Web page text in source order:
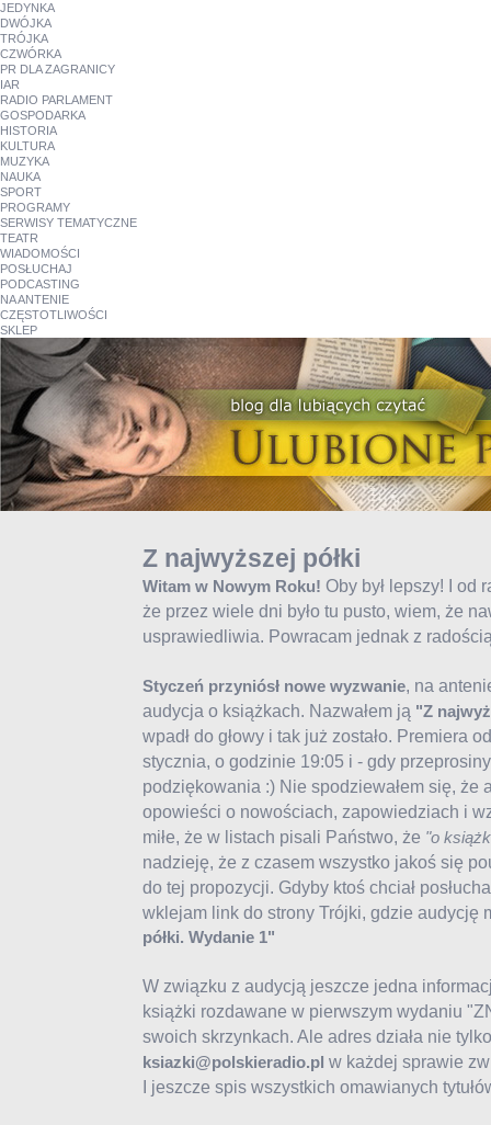
JEDYNKA
DWÓJKA
TRÓJKA
CZWÓRKA
PR DLA ZAGRANICY
IAR
RADIO PARLAMENT
GOSPODARKA
HISTORIA
KULTURA
MUZYKA
NAUKA
SPORT
PROGRAMY
SERWISY TEMATYCZNE
TEATR
WIADOMOŚCI
POSŁUCHAJ
PODCASTING
NA ANTENIE
CZĘSTOTLIWOŚCI
SKLEP
Z najwyższej półki
Witam w Nowym Roku! Oby był lepszy! I od
że przez wiele dni było tu pusto, wiem, że
usprawiedliwia. Powracam jednak z
Styczeń przyniósł nowe wyzwanie, na
audycja o książkach. Nazwałem ją "Z
wpadł do głowy i tak już zostało. Premiera
stycznia, o godzinie 19:05 i - gdy
podziękowania :) Nie spodziewałem się, że
opowieści o nowościach, zapowiedziach i
miłe, że w listach pisali Państwo, że "o
nadzieję, że z czasem wszystko jakoś się
do tej propozycji. Gdyby ktoś chciał
wklejam link do strony Trójki, gdzie audycję
półki. Wydanie 1"
W związku z audycją jeszcze jedna
książki rozdawane w pierwszym wydaniu
swoich skrzynkach. Ale adres działa nie
ksiazki@polskieradio.pl w każdej sprawie
I jeszcze spis wszystkich omawianych